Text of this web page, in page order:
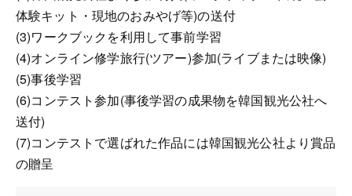
体験キット・現地のおみやげ等)の送付
(3)ワークブックを利用して事前学習
(4)オンライン修学旅行(ツアー)参加(ライブまたは映像)
(5)事後学習
(6)コンテスト参加(事後学習の成果物を韓国観光公社へ
送付)
(7)コンテストで選ばれた作品には韓国観光公社より賞品
の贈呈